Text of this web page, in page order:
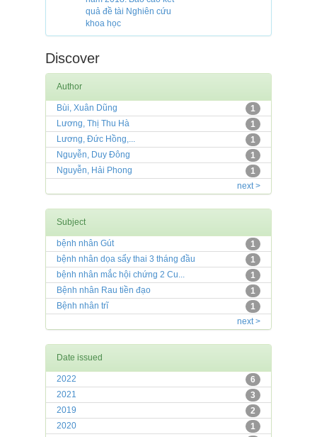
quả đề tài Nghiên cứu
khoa học
Discover
Author
1
Bùi, Xuân Dũng
1
Lương, Thị Thu Hà
1
Lương, Đức Hồng,...
1
Nguyễn, Duy Đông
1
Nguyễn, Hải Phong
next >
Subject
1
bệnh nhân Gút
1
bệnh nhân dọa sẩy thai 3 tháng đầu
1
bệnh nhân mắc hội chứng 2 Cu...
1
Bệnh nhân Rau tiền đạo
1
Bệnh nhân trĩ
next >
Date issued
6
2022
3
2021
2
2019
1
2020